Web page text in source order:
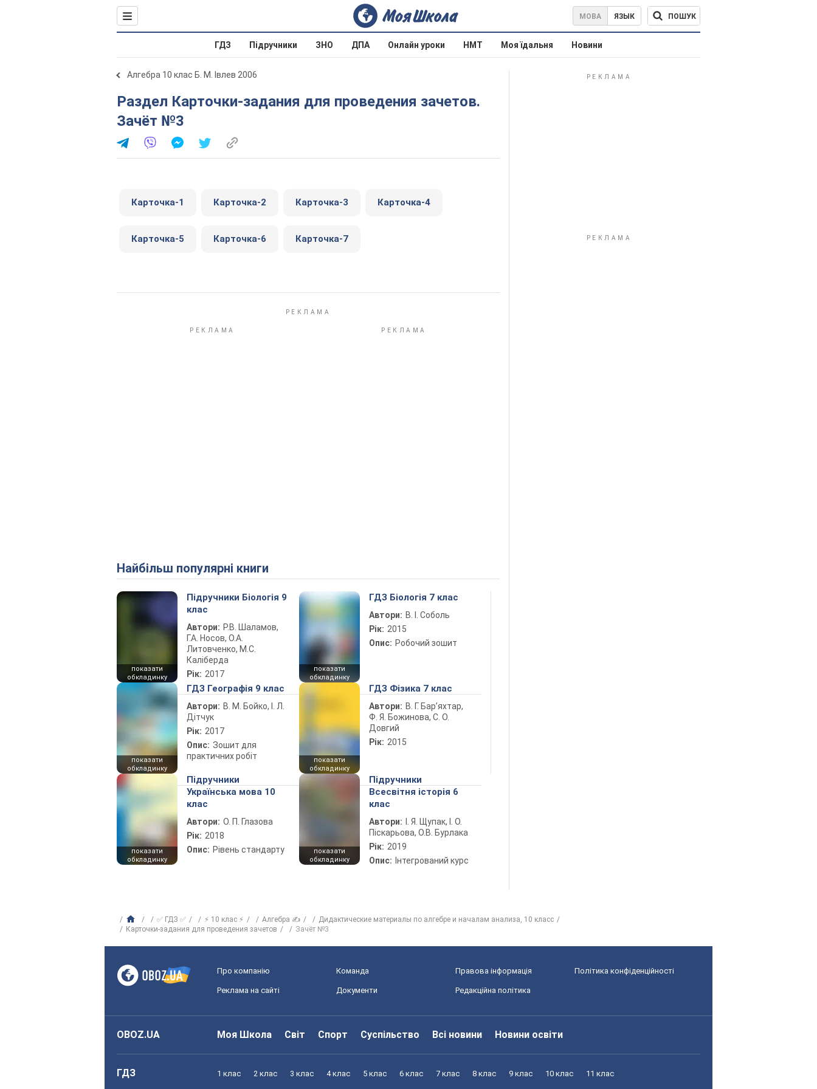
МОВА ЯЗЫК ПОШУК
ГДЗ Підручники ЗНО ДПА Онлайн уроки НМТ Моя їдальня Новини
Алгебра 10 клас Б. М. Івлев 2006
Раздел Карточки-задания для проведения зачетов.
Зачёт №3
Карточка-1 Карточка-2 Карточка-3 Карточка-4
Карточка-5 Карточка-6 Карточка-7
Найбільш популярні книги
показати
обкладинку
Підручники Біологія 9
клас
Автори: Р.В. Шаламов,
Г.А. Носов, О.А.
Литовченко, М.С.
Каліберда
Рік: 2017
показати
обкладинку
ГДЗ Біологія 7 клас
Автори: В. І. Соболь
Рік: 2015
Опис: Робочий зошит
показати
обкладинку
ГДЗ Географія 9 клас
Автори: В. М. Бойко, І. Л.
Дітчук
Рік: 2017
Опис: Зошит для
практичних робіт
показати
обкладинку
ГДЗ Фізика 7 клас
Автори: В. Г. Бар’яхтар,
Ф. Я. Божинова, С. О.
Довгий
Рік: 2015
показати
обкладинку
Підручники
Українська мова 10
клас
Автори: О. П. Глазова
Рік: 2018
Опис: Рівень стандарту
показати
обкладинку
Підручники
Всесвітня історія 6
клас
Автори:
І. Я. Щупак, І. О.
Піскарьова, О.В. Бурлака
Рік: 2019
Опис: Інтегрований курс
✅ ГДЗ ✅ ⚡ 10 клас ⚡ Алгебра ✍
Дидактические материалы по алгебре и началам анализа, 10 класс
Карточки-задания для проведения зачетов
Зачёт №3
Про компанію Команда Правова інформація Політика конфіденційності
Реклама на сайті Документи Редакційна політика
OBOZ.UA Моя Школа Світ Спорт Суспільство Всі новини Новини освіти
ГДЗ 1 клас 2 клас 3 клас 4 клас 5 клас 6 клас 7 клас 8 клас 9 клас 10 клас 11 клас